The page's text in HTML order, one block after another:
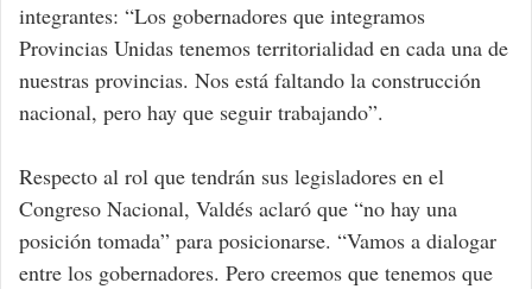
integrantes: “Los gobernadores que integramos
Provincias Unidas tenemos territorialidad en cada una de
nuestras provincias. Nos está faltando la construcción
nacional, pero hay que seguir trabajando”.
Respecto al rol que tendrán sus legisladores en el
Congreso Nacional, Valdés aclaró que “no hay una
posición tomada” para posicionarse. “Vamos a dialogar
entre los gobernadores. Pero creemos que tenemos que